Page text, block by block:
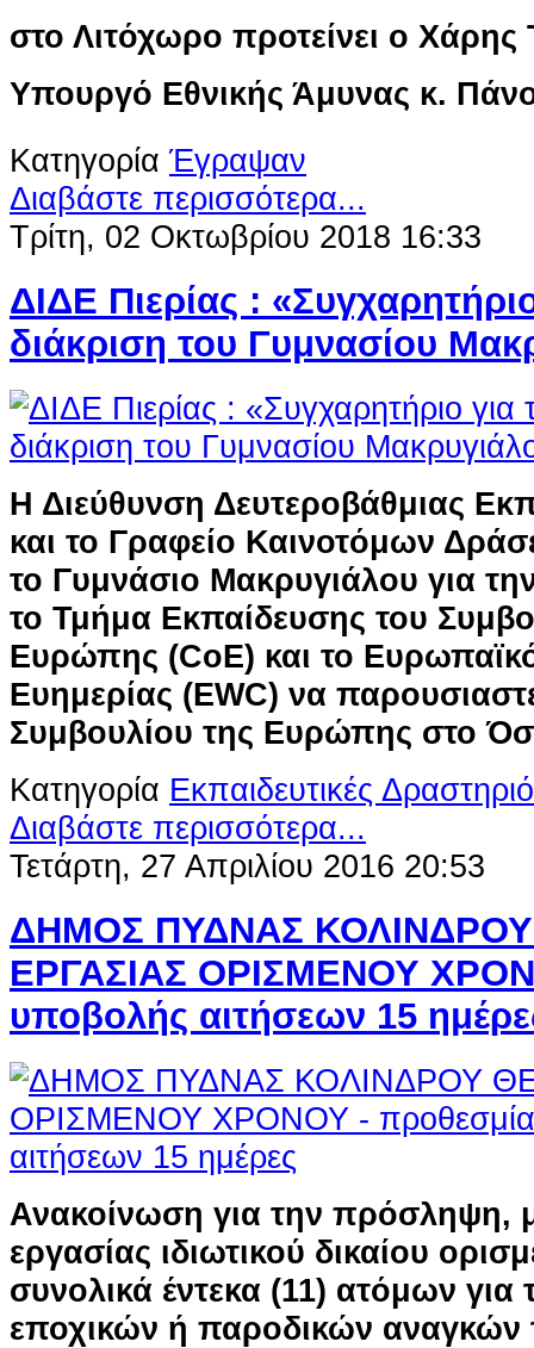
στο Λιτόχωρο προτείνει ο Χάρης
Υπουργό Εθνικής Άμυνας κ.
Κατηγορία Έγραψαν
Διαβάστε περισσότερα...
Τρίτη, 02 Οκτωβρίου 2018 16:33
ΔΙΔΕ Πιερίας :
διάκριση του Γυμνασίου
Η Διεύθυνση Δευτεροβάθμιας
και το Γραφείο Καινοτόμων
το Γυμνάσιο Μακρυγιάλου για
το Τμήμα Εκπαίδευσης του
Ευρώπης (CoE) και το
Ευημερίας (EWC) να
Συμβουλίου της Ευρώπης στο
Κατηγορία Εκπαιδευτικές
Διαβάστε περισσότερα...
Τετάρτη, 27 Απριλίου 2016 20:53
ΔΗΜΟΣ ΠΥΔΝΑΣ ΚΟΛΙΝΔΡΟΥ
ΕΡΓΑΣΙΑΣ ΟΡΙΣΜΕΝΟΥ
υποβολής αιτήσεων 15
Ανακοίνωση για την πρόσληψη,
εργασίας ιδιωτικού δικαίου
συνολικά έντεκα (11) ατόμων για
εποχικών ή παροδικών αναγκών